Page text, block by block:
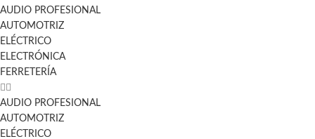
AUDIO PROFESIONAL
AUTOMOTRIZ
ELÉCTRICO
ELECTRÓNICA
FERRETERÍA
AUDIO PROFESIONAL
AUTOMOTRIZ
ELÉCTRICO